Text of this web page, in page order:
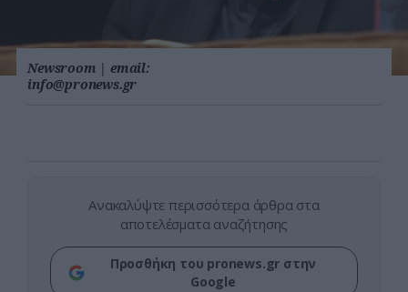
Newsroom | email:
info@pronews.gr
Ανακαλύψτε περισσότερα άρθρα στα
αποτελέσματα αναζήτησης
Προσθήκη του pronews.gr στην
Google